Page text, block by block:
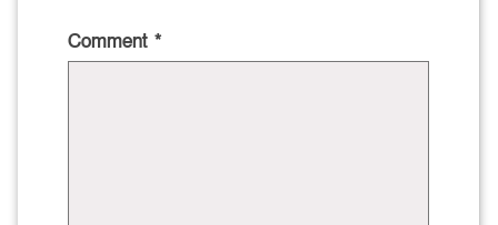
Comment *